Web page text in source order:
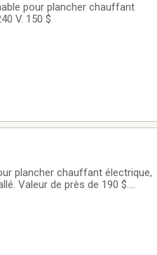
pour plancher chauffant
V. 150 $
plancher chauffant électrique,
Valeur de près de 190 $.